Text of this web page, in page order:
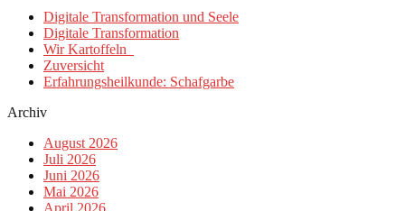
Digitale Transformation und Seele
Digitale Transformation
Wir Kartoffeln
Zuversicht
Erfahrungsheilkunde: Schafgarbe
Archiv
August 2026
Juli 2026
Juni 2026
Mai 2026
April 2026